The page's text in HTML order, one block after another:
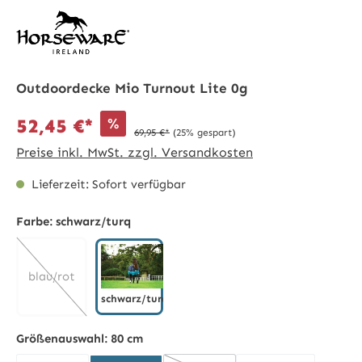
Outdoordecke Mio Turnout Lite 0g
52,45 €* % 69,95 €* (25% gespart)
Preise inkl. MwSt. zzgl. Versandkosten
Lieferzeit: Sofort verfügbar
Farbe: schwarz/turq
blau/rot
schwarz/turq
Größenauswahl: 80 cm